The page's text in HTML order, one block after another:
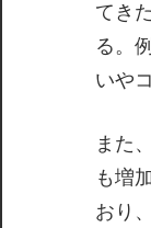
てき
る。
いや
また
も増
おり